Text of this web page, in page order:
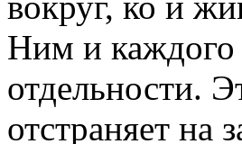
Ним и каж­дого
отдельности.
отстраняет на